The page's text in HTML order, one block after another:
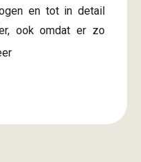
en tot in detail
ook omdat er zo
al een afspraak
complimenten! Nu
aanpakken de